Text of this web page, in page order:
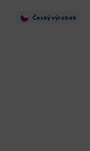
Český výrobek